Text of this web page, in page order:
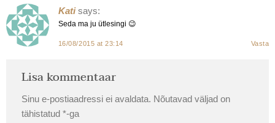
Kati says:
Seda ma ju ütlesingi 😉
16/08/2015 at 23:14 Vasta
Lisa kommentaar
Sinu e-postiaadressi ei avaldata. Nõutavad väljad on
tähistatud *-ga